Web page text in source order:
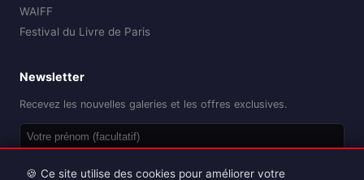
WAIFF
Festival du Livre de Paris
Newsletter
Recevez les nouvelles galeries et les offres exclusives.
🍪 Ce site utilise des cookies pour améliorer votre